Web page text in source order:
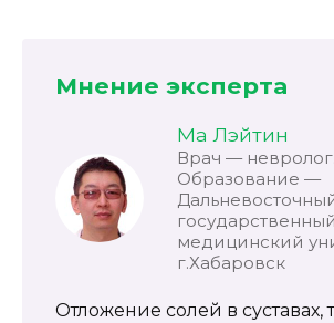
Мнение эксперта
Ма Лэйтин
Врач — невролог.
Образование —
государственный
медицинский
г.Хабаровск
Отложение солей в суставах,